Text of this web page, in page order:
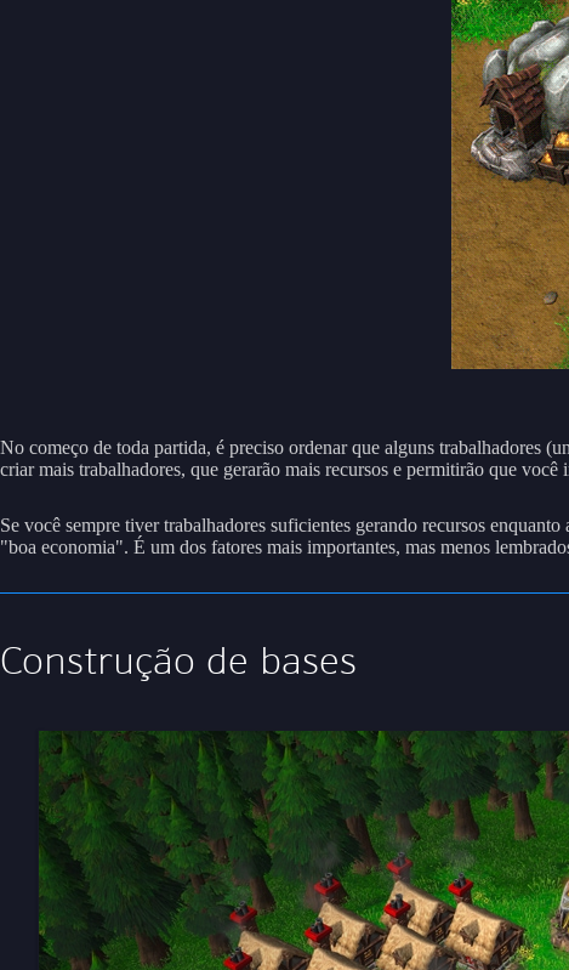
No começo de toda partida, é preciso ordenar que alguns trabalhadores
criar mais trabalhadores, que gerarão mais recursos e permitirão que
Se você sempre tiver trabalhadores suficientes gerando recursos
"boa economia". É um dos fatores mais importantes, mas menos
Construção de bases